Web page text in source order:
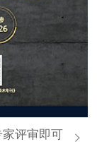
评审即可